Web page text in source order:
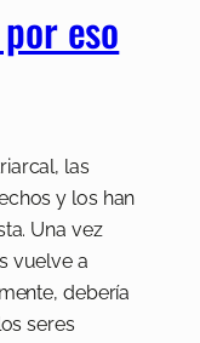
eso
las
y los han
Una vez
vuelve a
debería
seres